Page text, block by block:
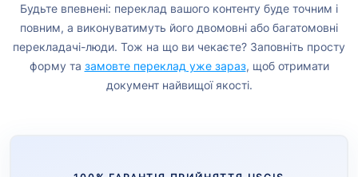
Будьте впевнені: переклад вашого контенту буде точним і
повним, а виконуватимуть його двомовні або багатомовні
перекладачі-люди. Тож на що ви чекаєте? Заповніть просту
форму та замовте переклад уже зараз, щоб отримати
документ найвищої якості.